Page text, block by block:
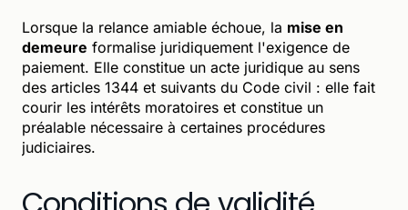
Lorsque la relance amiable échoue, la mise en
demeure formalise juridiquement l'exigence de
paiement. Elle constitue un acte juridique au sens
des articles 1344 et suivants du Code civil : elle fait
courir les intérêts moratoires et constitue un
préalable nécessaire à certaines procédures
judiciaires.